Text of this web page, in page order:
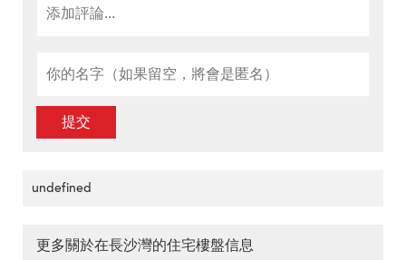
提交
undefined
更多關於在長沙灣的住宅樓盤信息